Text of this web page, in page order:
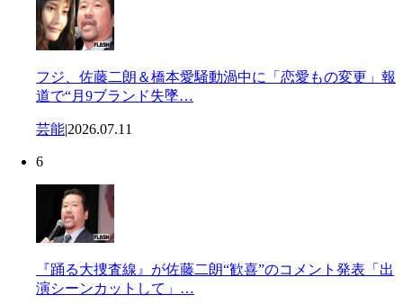
フジ、佐藤二朗＆橋本愛騒動渦中に「恋愛もの変更」報
道で“月9ブランド失墜…
芸能|2026.07.11
6
『踊る大捜査線』が佐藤二朗“歓喜”のコメント発表「出
演シーンカットして」…